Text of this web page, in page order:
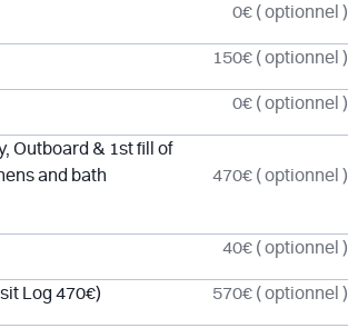
0€ ( optionnel )
150€ ( optionnel )
0€ ( optionnel )
Outboard & 1st fill of
and bath
470€ ( optionnel )
40€ ( optionnel )
Log 470€) 570€ ( optionnel )